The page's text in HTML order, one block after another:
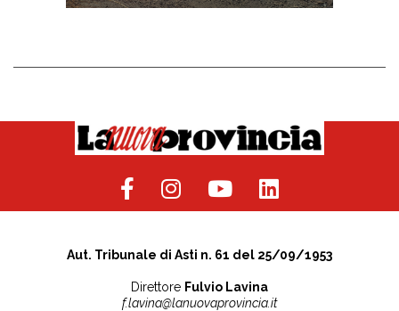
Aut. Tribunale di Asti n. 61 del 25/09/1953
Direttore Fulvio Lavina
f.lavina@lanuovaprovincia.it